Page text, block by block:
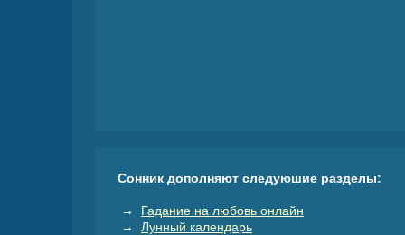
Сонник дополняют следуюшие разделы:
→ Гадание на любовь онлайн
→ Лунный календарь